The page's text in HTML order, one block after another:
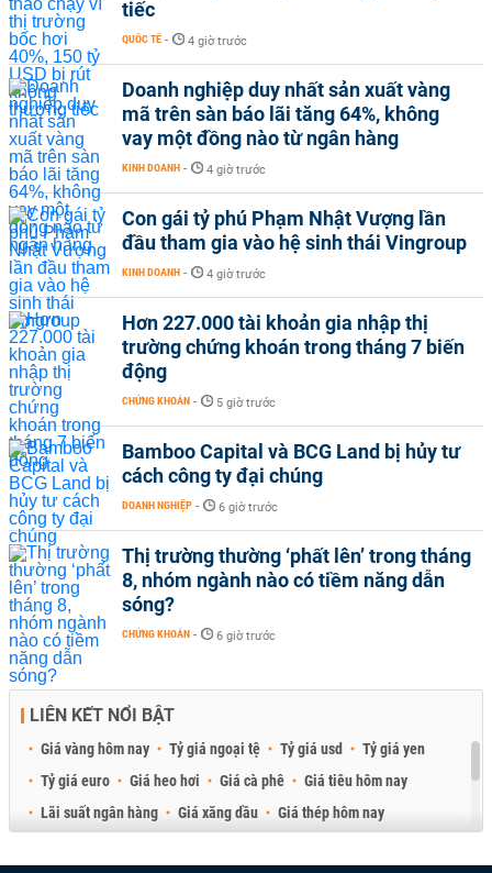
tiếc
QUỐC TẾ - 4 giờ trước
Doanh nghiệp duy nhất sản xuất vàng
mã trên sàn báo lãi tăng 64%, không
vay một đồng nào từ ngân hàng
KINH DOANH - 4 giờ trước
Con gái tỷ phú Phạm Nhật Vượng lần
đầu tham gia vào hệ sinh thái Vingroup
KINH DOANH - 4 giờ trước
Hơn 227.000 tài khoản gia nhập thị
trường chứng khoán trong tháng 7 biến
động
CHỨNG KHOÁN - 5 giờ trước
Bamboo Capital và BCG Land bị hủy tư
cách công ty đại chúng
DOANH NGHIỆP - 6 giờ trước
Thị trường thường ‘phất lên’ trong tháng
8, nhóm ngành nào có tiềm năng dẫn
sóng?
CHỨNG KHOÁN - 6 giờ trước
LIÊN KẾT NỔI BẬT
Giá vàng hôm nay Tỷ giá ngoại tệ Tỷ giá usd
Tỷ giá yen
Tỷ giá euro
Giá heo hơi Giá cà phê
Giá tiêu hôm nay
Lãi suất ngân hàng
Giá xăng dầu
Giá thép hôm nay